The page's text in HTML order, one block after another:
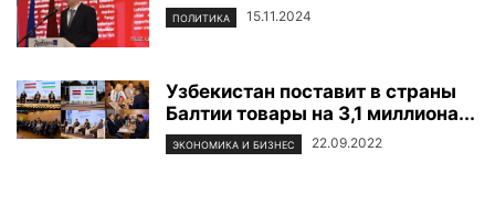
ПОЛИТИКА 15.11.2024
Узбекистан поставит в страны
Балтии товары на 3,1 миллиона...
ЭКОНОМИКА И БИЗНЕС 22.09.2022